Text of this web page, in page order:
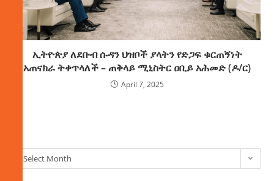
ኢትዮጵያ ለደቡብ ሱዳን ህዝቦች ያላትን የድጋፍ ቁርጠኝነት
አጠናክራ ትቀጥላለች – ጠቅላይ ሚኒስትር ዐቢይ አሕመድ (ዶ/ር)
April 7, 2025
Select Month